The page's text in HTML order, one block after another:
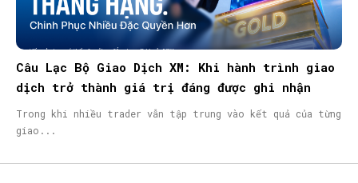
Câu Lạc Bộ Giao Dịch XM: Khi hành trình giao
dịch trở thành giá trị đáng được ghi nhận
Trong khi nhiều trader vẫn tập trung vào kết quả của từng
giao...